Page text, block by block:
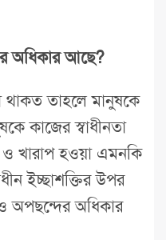
অধিকার আছে?
থাকত তাহলে মানুষকে
কাজের স্বাধীনতা
খারাপ হওয়া এমনকি
ইচ্ছাশক্তির উপর
অপছন্দের অধিকার